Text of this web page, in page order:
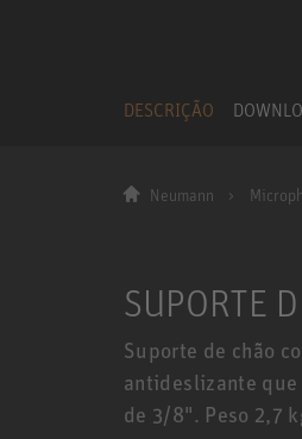
DESCRIÇÃO
Neumann
SUPORTE
Suporte de chão
antideslizante que
de 3/8". Peso 2,7